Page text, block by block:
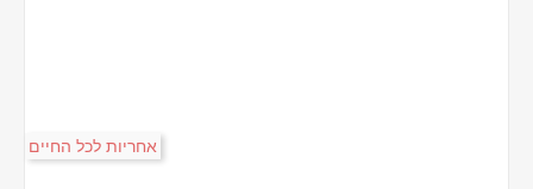
אחריות לכל החיים